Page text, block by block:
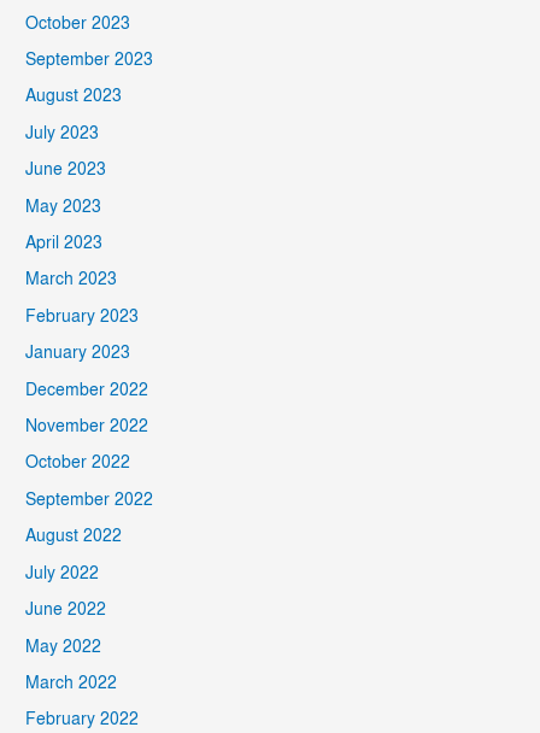
October 2023
September 2023
August 2023
July 2023
June 2023
May 2023
April 2023
March 2023
February 2023
January 2023
December 2022
November 2022
October 2022
September 2022
August 2022
July 2022
June 2022
May 2022
March 2022
February 2022